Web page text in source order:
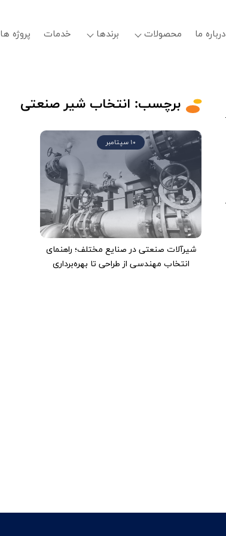
درباره ما محصولات برندها خدمات پروژه ها
برچسب: انتخاب شیر صنعتی
10 سپتامبر
شیرآلات صنعتی در صنایع مختلف؛ راهنمای
انتخاب مهندسی از طراحی تا بهره‌برداری